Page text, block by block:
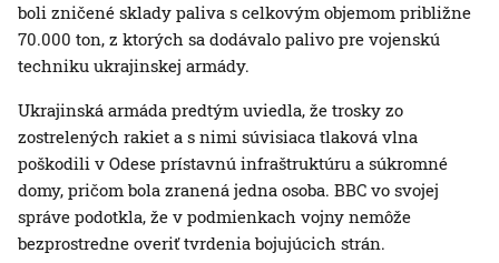
boli zničené sklady paliva s celkovým objemom približne
70.000 ton, z ktorých sa dodávalo palivo pre vojenskú
techniku ukrajinskej armády.
Ukrajinská armáda predtým uviedla, že trosky zo
zostrelených rakiet a s nimi súvisiaca tlaková vlna
poškodili v Odese prístavnú infraštruktúru a súkromné
domy, pričom bola zranená jedna osoba. BBC vo svojej
správe podotkla, že v podmienkach vojny nemôže
bezprostredne overiť tvrdenia bojujúcich strán.